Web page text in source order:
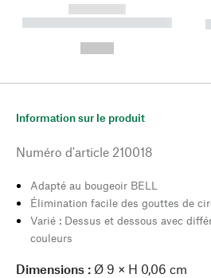
------------
----------- ----------- --------
Information sur le produit
Numéro d'article 210018
Adapté au bougeoir BELL
Élimination facile des gouttes de
Varié : Dessus et dessous avec
couleurs
Dimensions : Ø 9 × H 0,06 cm